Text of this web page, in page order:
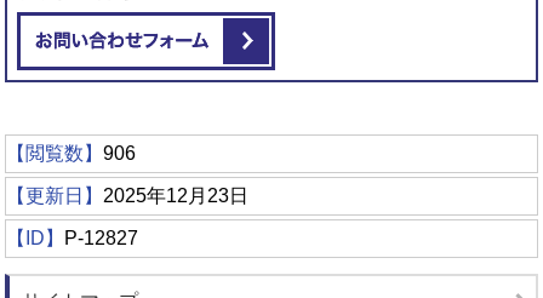
【閲覧数】906
【更新日】 2025年12月23日
【ID】 P-12827